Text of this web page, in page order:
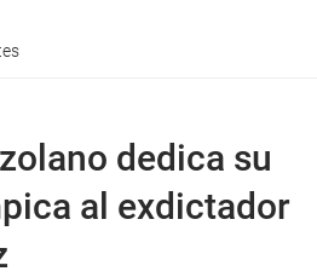
dedica su
al exdictador